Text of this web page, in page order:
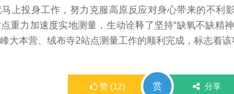
上投身工作，努力克服高原反应对身心带来的不利
重力加速度实地测量，生动诠释了坚持“缺氧不缺精
大本营、绒布寺2站点测量工作的顺利完成，标志着该
赞 (12) 赏 分享